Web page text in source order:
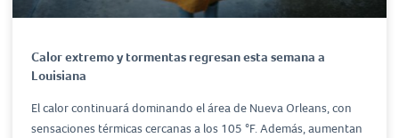
Calor extremo y tormentas regresan esta semana a
Louisiana
El calor continuará dominando el área de Nueva Orleans, con
sensaciones térmicas cercanas a los 105 °F. Además, aumentan